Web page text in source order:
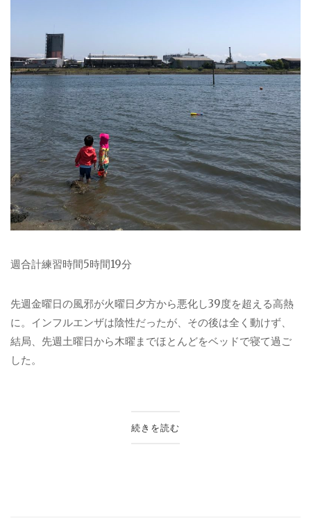
週合計練習時間5時間19分
先週金曜日の風邪が火曜日夕方から悪化し39度を超える高熱
に。インフルエンザは陰性だったが、その後は全く動けず、
結局、先週土曜日から木曜までほとんどをベッドで寝て過ご
した。
続きを読む